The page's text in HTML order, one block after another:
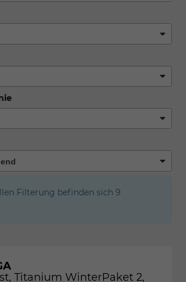
Filterung befinden sich 9
Titanium WinterPaket 2,